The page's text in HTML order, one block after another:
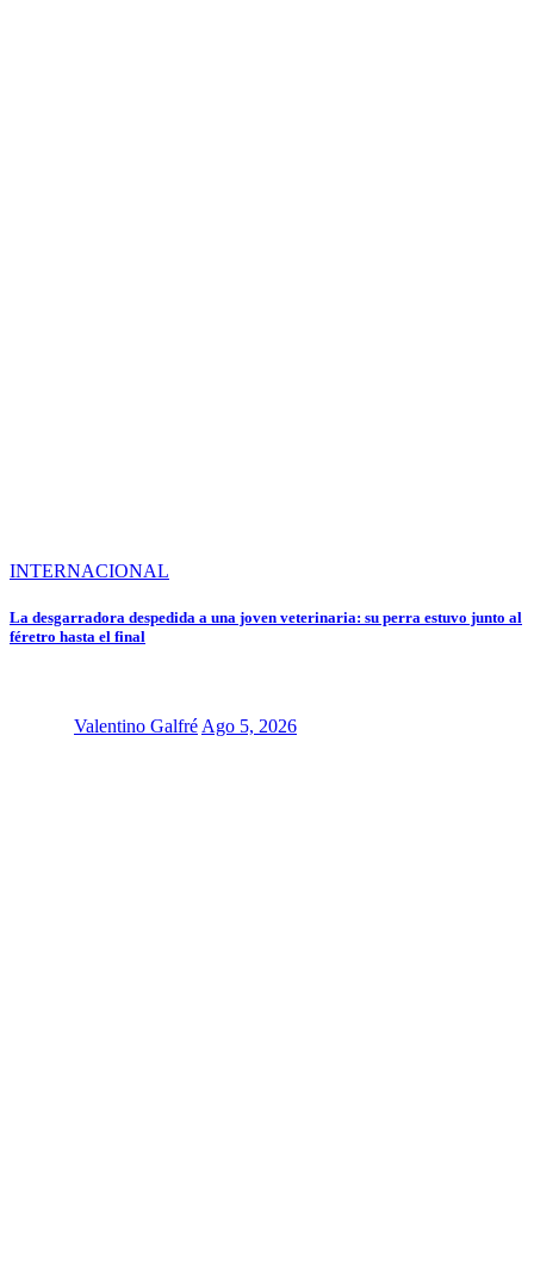
INTERNACIONAL
La desgarradora despedida a una joven veterinaria: su perra estuvo junto al
féretro hasta el final
Valentino Galfré Ago 5, 2026